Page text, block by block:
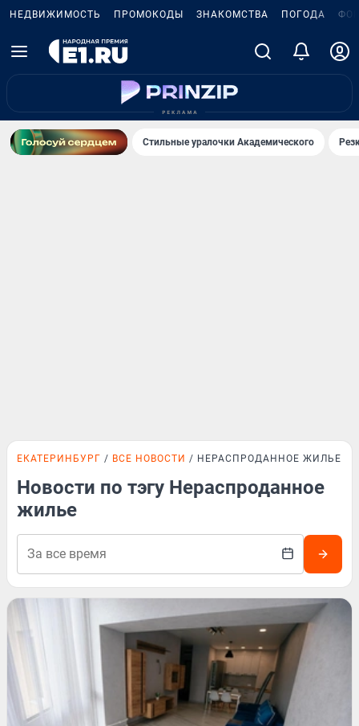
НЕДВИЖИМОСТЬ ПРОМОКОДЫ ЗНАКОМСТВА ПОГОДА
Стильные уралочки Академического
ЕКАТЕРИНБУРГ ВСЕ НОВОСТИ НЕРАСПРОДАННОЕ ЖИЛЬЕ
Новости по тэгу Нераспроданное
жилье